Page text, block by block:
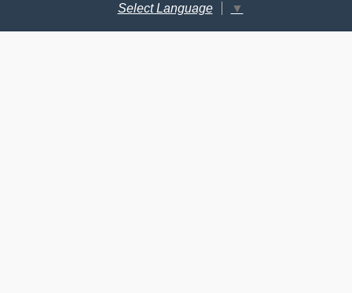
Select Language
▼